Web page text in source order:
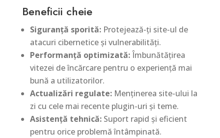
Beneficii cheie
Siguranță sporită:Protejează-ți site-ul de
atacuri cibernetice și vulnerabilități.
Performanță optimizată:Îmbunătățirea
vitezei de încărcare pentru o experiență mai
bună a utilizatorilor.
Actualizări regulate:Menținerea site-ului la
zi cu cele mai recente plugin-uri și teme.
Asistență tehnică:Suport rapid și eficient
pentru orice problemă întâmpinată.